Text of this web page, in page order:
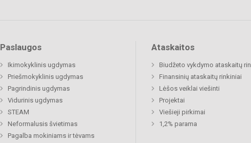
Paslaugos
Ikimokyklinis ugdymas
Priešmokyklinis ugdymas
Pagrindinis ugdymas
Vidurinis ugdymas
STEAM
Neformalusis švietimas
Pagalba mokiniams ir tėvams
Ataskaitos
Biudžeto vykdymo ataskaitų
Finansinių ataskaitų rinkiniai
Lėšos veiklai viešinti
Projektai
Viešieji pirkimai
1,2% parama